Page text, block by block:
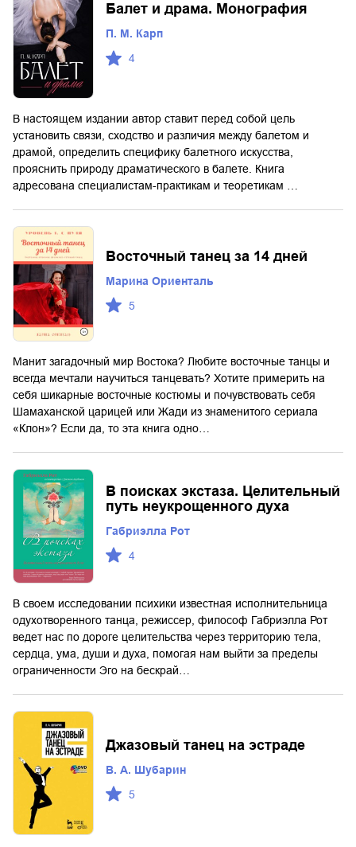
Балет и драма. Монография
П. М. Карп
4
В настоящем издании автор ставит перед собой цель
установить связи, сходство и различия между балетом и
драмой, определить специфику балетного искусства,
прояснить природу драматического в балете. Книга
адресована специалистам-практикам и теоретикам …
Восточный танец за 14 дней
Марина Ориенталь
5
Манит загадочный мир Востока? Любите восточные танцы и
всегда мечтали научиться танцевать? Хотите примерить на
себя шикарные восточные костюмы и почувствовать себя
Шамаханской царицей или Жади из знаменитого сериала
«Клон»? Если да, то эта книга одно…
В поисках экстаза. Целительный
путь неукрощенного духа
Габриэлла Рот
4
В своем исследовании психики известная исполнительница
одухотворенного танца, режиссер, философ Габриэлла Рот
ведет нас по дороге целительства через территорию тела,
сердца, ума, души и духа, помогая нам выйти за пределы
ограниченности Эго на бескрай…
Джазовый танец на эстраде
В. А. Шубарин
5